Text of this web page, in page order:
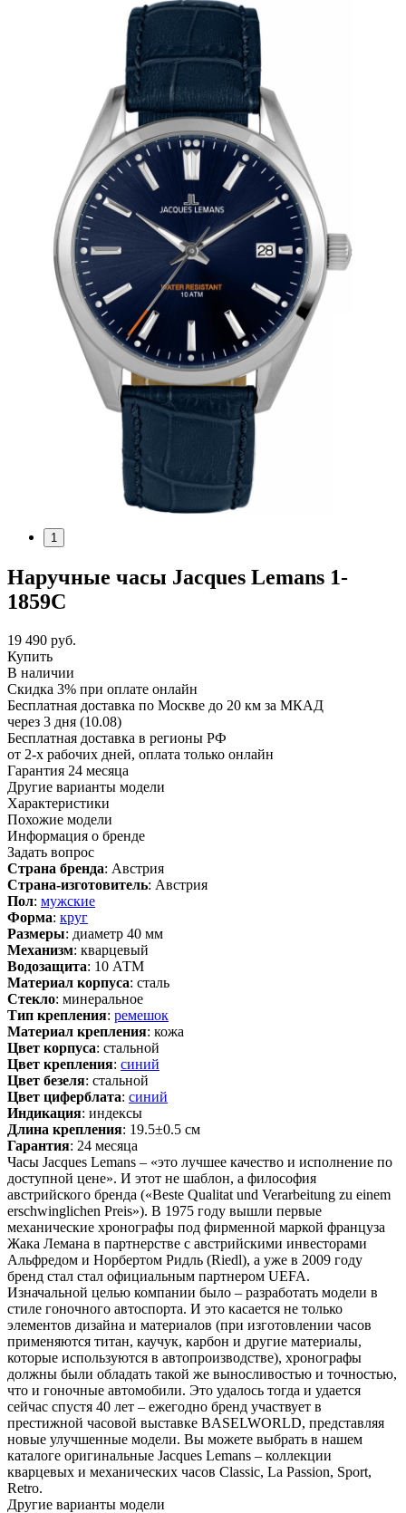
1
Наручные часы Jacques Lemans 1-
1859C
19 490 руб.
Купить
В наличии
Скидка 3% при оплате онлайн
Бесплатная доставка по Москве до 20 км за МКАД
через 3 дня (10.08)
Бесплатная доставка в регионы РФ
от 2-х рабочих дней, оплата только онлайн
Гарантия 24 месяца
Другие варианты модели
Характеристики
Похожие модели
Информация о бренде
Задать вопрос
Страна бренда: Австрия
Страна-изготовитель: Австрия
Пол: мужские
Форма: круг
Размеры: диаметр 40 мм
Механизм: кварцевый
Водозащита: 10 АТМ
Материал корпуса: сталь
Стекло: минеральное
Тип крепления: ремешок
Материал крепления: кожа
Цвет корпуса: стальной
Цвет крепления: синий
Цвет безеля: стальной
Цвет циферблата: синий
Индикация: индексы
Длина крепления: 19.5±0.5 см
Гарантия: 24 месяца
Часы Jacques Lemans – «это лучшее качество и исполнение по
доступной цене». И этот не шаблон, а философия
австрийского бренда («Beste Qualitat und Verarbeitung zu einem
erschwinglichen Preis»). В 1975 году вышли первые
механические хронографы под фирменной маркой француза
Жака Лемана в партнерстве с австрийскими инвесторами
Альфредом и Норбертом Ридль (Riedl), а уже в 2009 году
бренд стал стал официальным партнером UEFA.
Изначальной целью компании было – разработать модели в
стиле гоночного автоспорта. И это касается не только
элементов дизайна и материалов (при изготовлении часов
применяются титан, каучук, карбон и другие материалы,
которые используются в автопроизводстве), хронографы
должны были обладать такой же выносливостью и точностью,
что и гоночные автомобили. Это удалось тогда и удается
сейчас спустя 40 лет – ежегодно бренд участвует в
престижной часовой выставке BASELWORLD, представляя
новые улучшенные модели. Вы можете выбрать в нашем
каталоге оригинальные Jacques Lemans – коллекции
кварцевых и механических часов Classic, La Passion, Sport,
Retro.
Другие варианты модели